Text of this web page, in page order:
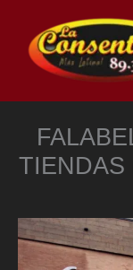
contenido
TIENDAS